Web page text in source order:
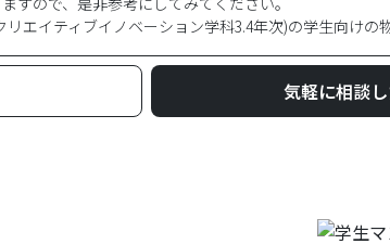
リエイティブイノベーション学科3.4年次)の学生向けの
気軽に相談